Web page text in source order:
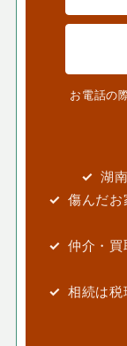
お電話の
湖
傷んだ
仲介・
相続は